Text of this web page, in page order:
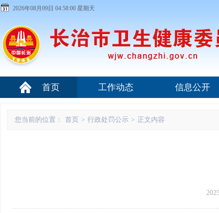
2026年08月09日 04:58:00 星期天
首页 工作动态 信息公开
您当前的位置： 首页 > 行政处罚公示 > 正文内容